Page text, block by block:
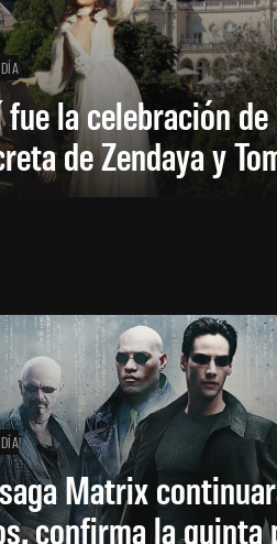
la celebración de
de Zendaya y
Matrix
confirma la quinta